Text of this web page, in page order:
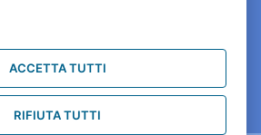
ACCETTA TUTTI
RIFIUTA TUTTI